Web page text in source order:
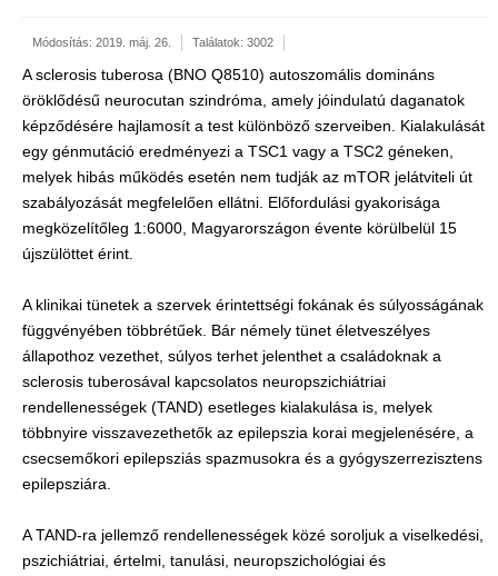
Módosítás: 2019. máj. 26. Találatok: 3002
A sclerosis tuberosa (BNO Q8510) autoszomális domináns
öröklődésű neurocutan szindróma, amely jóindulatú daganatok
képződésére hajlamosít a test különböző szerveiben. Kialakulását
egy génmutáció eredményezi a TSC1 vagy a TSC2 géneken,
melyek hibás működés esetén nem tudják az mTOR jelátviteli út
szabályozását megfelelően ellátni. Előfordulási gyakorisága
megközelítőleg 1:6000, Magyarországon évente körülbelül 15
újszülöttet érint.
A klinikai tünetek a szervek érintettségi fokának és súlyosságának
függvényében többrétűek. Bár némely tünet életveszélyes
állapothoz vezethet, súlyos terhet jelenthet a családoknak a
sclerosis tuberosával kapcsolatos neuropszichiátriai
rendellenességek (TAND) esetleges kialakulása is, melyek
többnyire visszavezethetők az epilepszia korai megjelenésére, a
csecsemőkori epilepsziás spazmusokra és a gyógyszerrezisztens
epilepsziára.
A TAND-ra jellemző rendellenességek közé soroljuk a viselkedési,
pszichiátriai, értelmi, tanulási, neuropszichológiai és